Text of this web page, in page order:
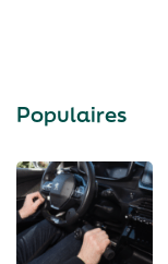
Populaires